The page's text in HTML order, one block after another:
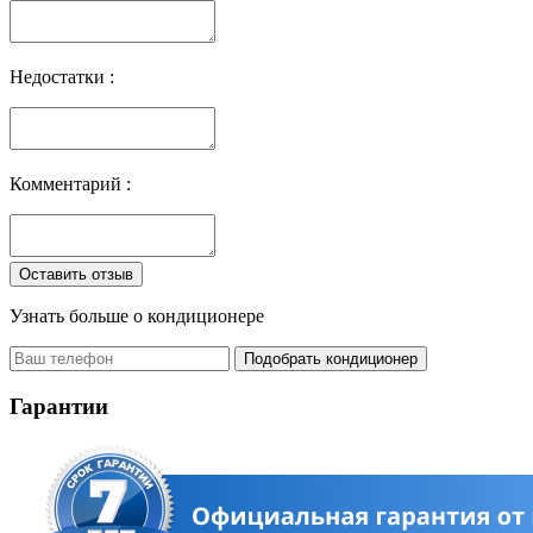
Недостатки :
Комментарий :
Узнать больше о кондиционере
Подобрать кондиционер
Гарантии